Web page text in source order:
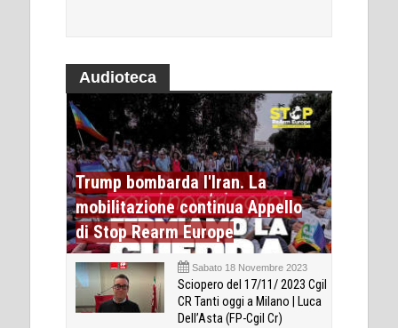
Audioteca
Trump bombarda l'Iran. La
mobilitazione continua Appello
di Stop Rearm Europe
Sabato 18 Novembre 2023
Sciopero del 17/11/ 2023 Cgil
CR Tanti oggi a Milano | Luca
Dell’Asta (FP-Cgil Cr)